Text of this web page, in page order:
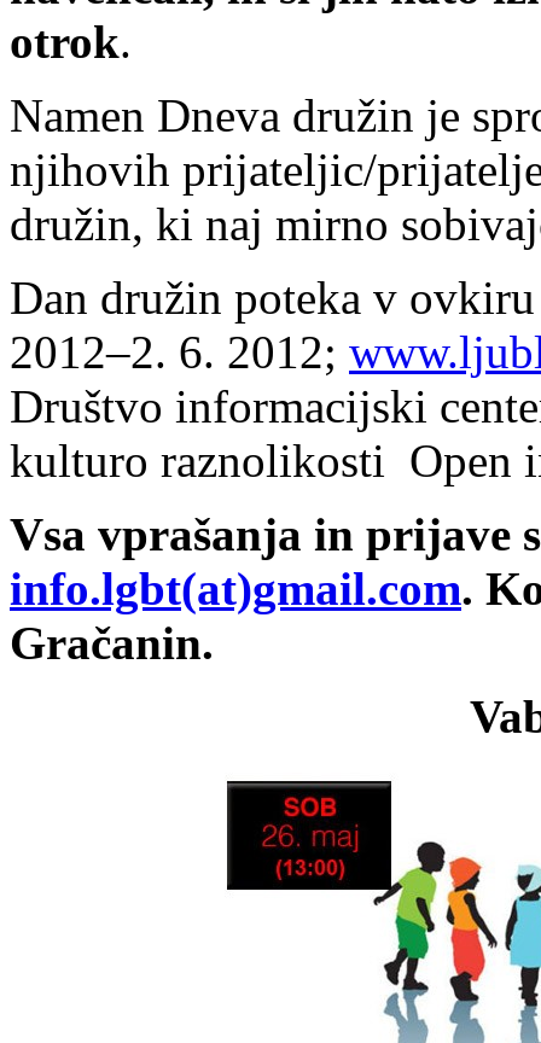
otrok.
Namen Dneva družin je
njihovih prijateljic/
družin, ki naj mirno
Dan družin poteka v ovkiru
2012–2. 6. 2012;
Društvo informacijski
kulturo raznolikosti Open
Vsa vprašanja in prijave
info.lgbt(at)gmail.com.
Gračanin.